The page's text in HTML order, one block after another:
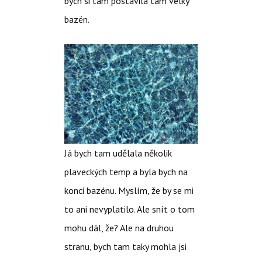
bazén.
Já bych tam udělala několik
plaveckých temp a byla bych na
konci bazénu. Myslím, že by se mi
to ani nevyplatilo. Ale snít o tom
mohu dál, že? Ale na druhou
stranu, bych tam taky mohla jsi